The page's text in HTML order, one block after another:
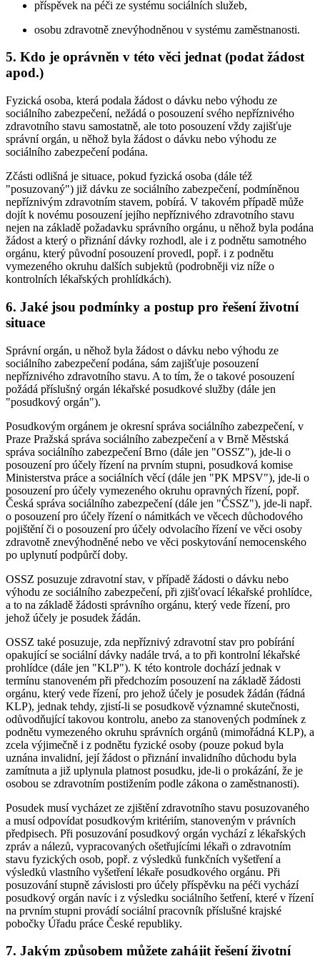
příspěvek na péči ze systému sociálních služeb,
osobu zdravotně znevýhodněnou v systému zaměstnanosti.
5. Kdo je oprávněn v této věci jednat (podat žádost
apod.)
Fyzická osoba, která podala žádost o dávku nebo výhodu ze
sociálního zabezpečení, nežádá o posouzení svého nepříznivého
zdravotního stavu samostatně, ale toto posouzení vždy zajišťuje
správní orgán, u něhož byla žádost o dávku nebo výhodu ze
sociálního zabezpečení podána.
Zčásti odlišná je situace, pokud fyzická osoba (dále též
"posuzovaný") již dávku ze sociálního zabezpečení, podmíněnou
nepříznivým zdravotním stavem, pobírá. V takovém případě může
dojít k novému posouzení jejího nepříznivého zdravotního stavu
nejen na základě požadavku správního orgánu, u něhož byla podána
žádost a který o přiznání dávky rozhodl, ale i z podnětu samotného
orgánu, který původní posouzení provedl, popř. i z podnětu
vymezeného okruhu dalších subjektů (podrobněji viz níže o
kontrolních lékařských prohlídkách).
6. Jaké jsou podmínky a postup pro řešení životní
situace
Správní orgán, u něhož byla žádost o dávku nebo výhodu ze
sociálního zabezpečení podána, sám zajišťuje posouzení
nepříznivého zdravotního stavu. A to tím, že o takové posouzení
požádá příslušný orgán lékařské posudkové služby (dále jen
"posudkový orgán").
Posudkovým orgánem je okresní správa sociálního zabezpečení, v
Praze Pražská správa sociálního zabezpečení a v Brně Městská
správa sociálního zabezpečení Brno (dále jen "OSSZ"), jde-li o
posouzení pro účely řízení na prvním stupni, posudková komise
Ministerstva práce a sociálních věcí (dále jen "PK MPSV"), jde-li o
posouzení pro účely vymezeného okruhu opravných řízení, popř.
Česká správa sociálního zabezpečení (dále jen "ČSSZ"), jde-li např.
o posouzení pro účely řízení o námitkách ve věcech důchodového
pojištění či o posouzení pro účely odvolacího řízení ve věci osoby
zdravotně znevýhodněné nebo ve věci poskytování nemocenského
po uplynutí podpůrčí doby.
OSSZ posuzuje zdravotní stav, v případě žádosti o dávku nebo
výhodu ze sociálního zabezpečení, při zjišťovací lékařské prohlídce,
a to na základě žádosti správního orgánu, který vede řízení, pro
jehož účely je posudek žádán.
OSSZ také posuzuje, zda nepříznivý zdravotní stav pro pobírání
opakující se sociální dávky nadále trvá, a to při kontrolní lékařské
prohlídce (dále jen "KLP"). K této kontrole dochází jednak v
termínu stanoveném při předchozím posouzení na základě žádosti
orgánu, který vede řízení, pro jehož účely je posudek žádán (řádná
KLP), jednak tehdy, zjistí-li se posudkově významné skutečnosti,
odůvodňující takovou kontrolu, anebo za stanovených podmínek z
podnětu vymezeného okruhu správních orgánů (mimořádná KLP), a
zcela výjimečně i z podnětu fyzické osoby (pouze pokud byla
uznána invalidní, její žádost o přiznání invalidního důchodu byla
zamítnuta a již uplynula platnost posudku, jde-li o prokázání, že je
osobou se zdravotním postižením podle zákona o zaměstnanosti).
Posudek musí vycházet ze zjištění zdravotního stavu posuzovaného
a musí odpovídat posudkovým kritériím, stanoveným v právních
předpisech. Při posuzování posudkový orgán vychází z lékařských
zpráv a nálezů, vypracovaných ošetřujícími lékaři o zdravotním
stavu fyzických osob, popř. z výsledků funkčních vyšetření a
výsledků vlastního vyšetření lékaře posudkového orgánu. Při
posuzování stupně závislosti pro účely příspěvku na péči vychází
posudkový orgán navíc i z výsledku sociálního šetření, které v řízení
na prvním stupni provádí sociální pracovník příslušné krajské
pobočky Úřadu práce České republiky.
7. Jakým způsobem můžete zahájit řešení životní